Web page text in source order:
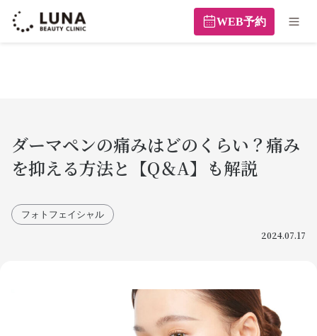
WEB予約
ダーマペンの痛みはどのくらい？痛み
を抑える方法と【Q＆A】も解説
フォトフェイシャル
2024.07.17